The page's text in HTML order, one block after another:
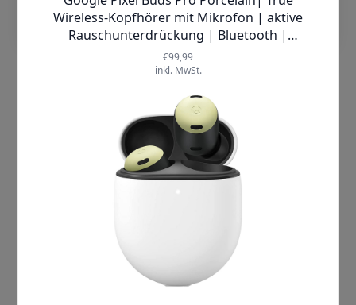
2-Wege Lautsprecher
Galaxy Buds2 Pro und die aktive
Geräuschunterdrückung